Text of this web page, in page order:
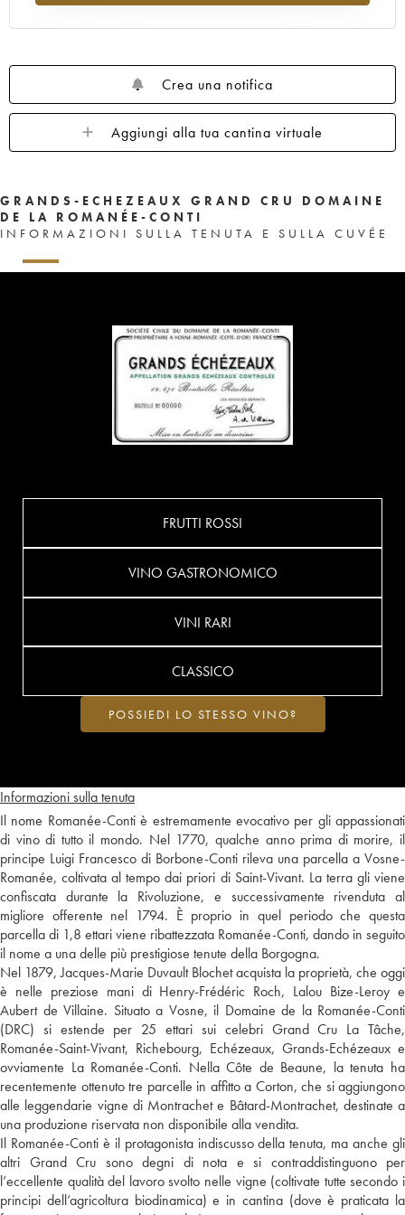
1953
1952 1948 1947
1943
1942
1940 1937 1929
Crea una notifica
Aggiungi alla tua cantina virtuale
GRANDS-ECHEZEAUX GRAND CRU DOMAINE
DE LA ROMANÉE-CONTI
INFORMAZIONI SULLA TENUTA E SULLA CUVÉE
Informazioni sulla tenuta
Il nome Romanée-Conti è estremamente evocativo per gli appassionati
di vino di tutto il mondo. Nel 1770, qualche anno prima di morire, il
principe Luigi Francesco di Borbone-Conti rileva una parcella a Vosne-
Romanée, coltivata al tempo dai priori di Saint-Vivant. La terra gli viene
confiscata durante la Rivoluzione, e successivamente rivenduta al
migliore offerente nel 1794. È proprio in quel periodo che questa
parcella di 1,8 ettari viene ribattezzata Romanée-Conti, dando in seguito
il nome a una delle più prestigiose tenute della Borgogna.
Nel 1879, Jacques-Marie Duvault Blochet acquista la proprietà, che oggi
è nelle preziose mani di Henry-Frédéric Roch, Lalou Bize-Leroy e
Aubert de Villaine. Situato a Vosne, il Domaine de la Romanée-Conti
(DRC) si estende per 25 ettari sui celebri Grand Cru La Tâche,
Romanée-Saint-Vivant, Richebourg, Echézeaux, Grands-Echézeaux e
ovviamente La Romanée-Conti. Nella Côte de Beaune, la tenuta ha
recentemente ottenuto tre parcelle in affitto a Corton, che si aggiungono
alle leggendarie vigne di Montrachet e Bâtard-Montrachet, destinate a
una produzione riservata non disponibile alla vendita.
Il Romanée-Conti è il protagonista indiscusso della tenuta, ma anche gli
altri Grand Cru sono degni di nota e si contraddistinguono per
l’eccellente qualità del lavoro svolto nelle vigne (coltivate tutte secondo i
principi dell’agricoltura biodinamica) e in cantina (dove è praticata la
FRUTTI ROSSI
VINO GASTRONOMICO
VINI RARI
CLASSICO
POSSIEDI LO STESSO VINO?